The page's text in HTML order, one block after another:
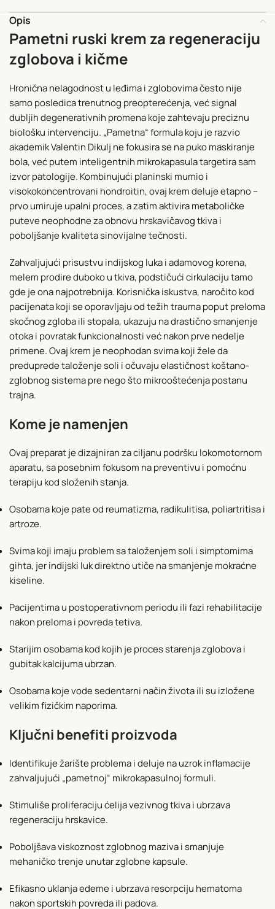
Opis
Pametni ruski krem za regeneraciju
zglobova i kičme
Hronična nelagodnost u leđima i zglobovima često nije
samo posledica trenutnog preopterećenja, već signal
dubljih degenerativnih promena koje zahtevaju preciznu
biološku intervenciju. „Pametna“ formula koju je razvio
akademik Valentin Dikulj ne fokusira se na puko maskiranje
bola, već putem inteligentnih mikrokapasula targetira sam
izvor patologije. Kombinujući planinski mumio i
visokokoncentrovani hondroitin, ovaj krem deluje etapno –
prvo umiruje upalni proces, a zatim aktivira metaboličke
puteve neophodne za obnovu hrskavičavog tkiva i
poboljšanje kvaliteta sinovijalne tečnosti.
Zahvaljujući prisustvu indijskog luka i adamovog korena,
melem prodire duboko u tkiva, podstičući cirkulaciju tamo
gde je ona najpotrebnija. Korisnička iskustva, naročito kod
pacijenata koji se oporavljaju od težih trauma poput preloma
skočnog zgloba ili stopala, ukazuju na drastično smanjenje
otoka i povratak funkcionalnosti već nakon prve nedelje
primene. Ovaj krem je neophodan svima koji žele da
preduprede taloženje soli i očuvaju elastičnost koštano-
zglobnog sistema pre nego što mikrooštećenja postanu
trajna.
Kome je namenjen
Ovaj preparat je dizajniran za ciljanu podršku lokomotornom
aparatu, sa posebnim fokusom na preventivu i pomoćnu
terapiju kod složenih stanja.
Osobama koje pate od reumatizma, radikulitisa, poliartritisa i
artroze.
Svima koji imaju problem sa taloženjem soli i simptomima
gihta, jer indijski luk direktno utiče na smanjenje mokraćne
kiseline.
Pacijentima u postoperativnom periodu ili fazi rehabilitacije
nakon preloma i povreda tetiva.
Starijim osobama kod kojih je proces starenja zglobova i
gubitak kalcijuma ubrzan.
Osobama koje vode sedentarni način života ili su izložene
velikim fizičkim naporima.
Ključni benefiti proizvoda
Identifikuje žarište problema i deluje na uzrok inflamacije
zahvaljujući „pametnoj“ mikrokapasulnoj formuli.
Stimuliše proliferaciju ćelija vezivnog tkiva i ubrzava
regeneraciju hrskavice.
Poboljšava viskoznost zglobnog maziva i smanjuje
mehaničko trenje unutar zglobne kapsule.
Efikasno uklanja edeme i ubrzava resorpciju hematoma
nakon sportskih povreda ili padova.